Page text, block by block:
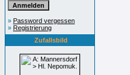
» Password vergessen
» Registrierung
Zufallsbild